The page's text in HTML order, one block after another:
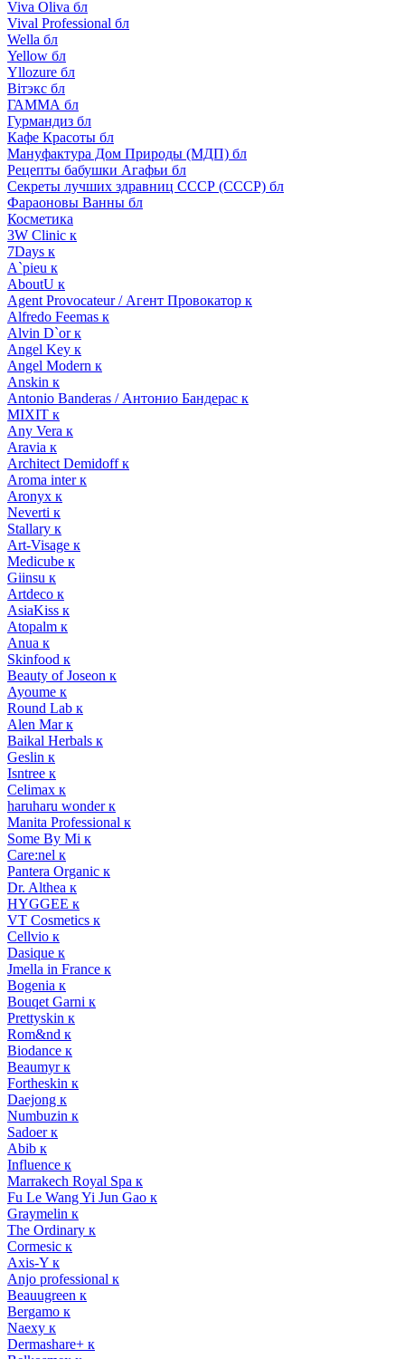
Viva Oliva бл
Vival Professional бл
Wella бл
Yellow бл
Yllozure бл
Вiтэкс бл
ГАММА бл
Гурмандиз бл
Кафе Красоты бл
Мануфактура Дом Природы (МДП) бл
Рецепты бабушки Агафьи бл
Секреты лучших здравниц СССР (СССР) бл
Фараоновы Ванны бл
Косметика
3W Clinic к
7Days к
A`pieu к
AboutU к
Agent Provocateur / Агент Провокатор к
Alfredo Feemas к
Alvin D`or к
Angel Key к
Angel Modern к
Anskin к
Antonio Banderas / Антонио Бандерас к
MIXIT к
Any Vera к
Aravia к
Architect Demidoff к
Aroma inter к
Aronyx к
Neverti к
Stallary к
Art-Visage к
Medicube к
Giinsu к
Artdeco к
AsiaKiss к
Atopalm к
Anua к
Skinfood к
Beauty of Joseon к
Ayoume к
Round Lab к
Alen Mar к
Baikal Herbals к
Geslin к
Isntree к
Celimax к
haruharu wonder к
Manita Professional к
Some By Mi к
Care:nel к
Pantera Organic к
Dr. Althea к
HYGGEE к
VT Cosmetics к
Cellvio к
Dasique к
Jmella in France к
Bogenia к
Bouqet Garni к
Prettyskin к
Rom&nd к
Biodance к
Beaumyr к
Fortheskin к
Daejong к
Numbuzin к
Sadoer к
Abib к
Influence к
Marrakech Royal Spa к
Fu Le Wang Yi Jun Gao к
Graymelin к
The Ordinary к
Cormesic к
Axis-Y к
Anjo professional к
Beauugreen к
Bergamo к
Naexy к
Dermashare+ к